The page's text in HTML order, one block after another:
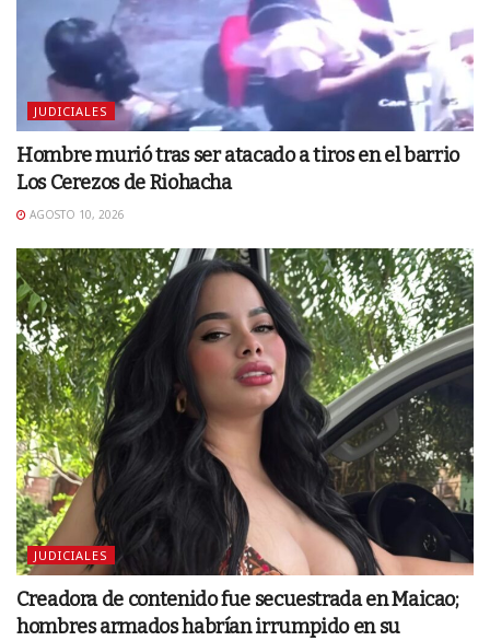
JUDICIALES
Hombre murió tras ser atacado a tiros en el barrio
Los Cerezos de Riohacha
AGOSTO 10, 2026
JUDICIALES
Creadora de contenido fue secuestrada en Maicao;
hombres armados habrían irrumpido en su